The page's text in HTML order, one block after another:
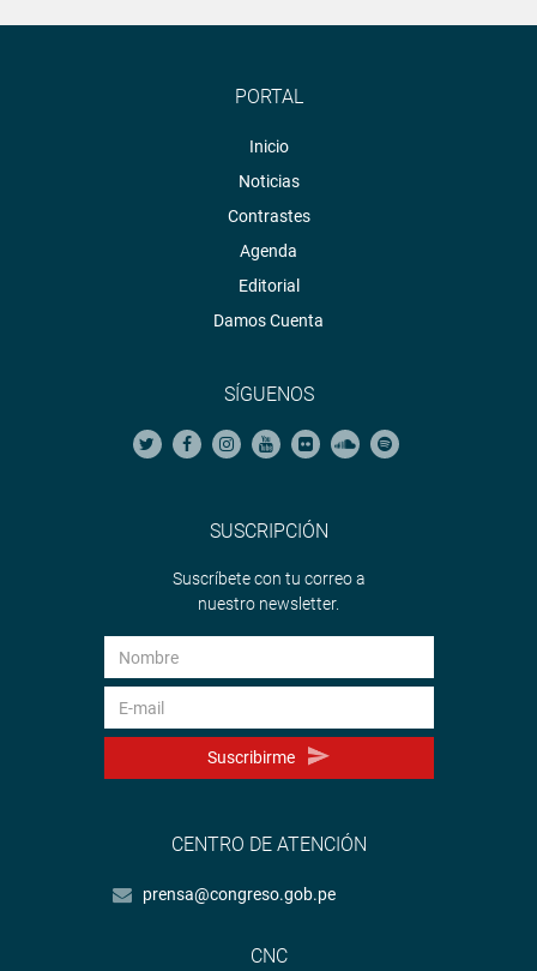
PORTAL
Inicio
Noticias
Contrastes
Agenda
Editorial
Damos Cuenta
SÍGUENOS
SUSCRIPCIÓN
Suscríbete con tu correo a
nuestro newsletter.
Suscribirme
CENTRO DE ATENCIÓN
prensa@congreso.gob.pe
CNC